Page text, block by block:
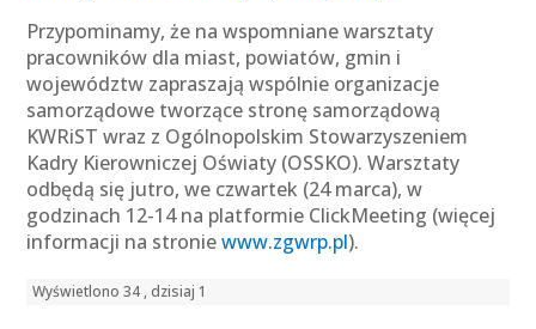
Przypominamy, że na wspomniane warsztaty
pracowników dla miast, powiatów, gmin i
województw zapraszają wspólnie organizacje
samorządowe tworzące stronę samorządową
KWRiST wraz z Ogólnopolskim Stowarzyszeniem
Kadry Kierowniczej Oświaty (OSSKO). Warsztaty
odbędą się jutro, we czwartek (24 marca), w
godzinach 12-14 na platformie ClickMeeting (więcej
informacji na stroniewww.zgwrp.pl).
Wyświetlono 34 , dzisiaj 1